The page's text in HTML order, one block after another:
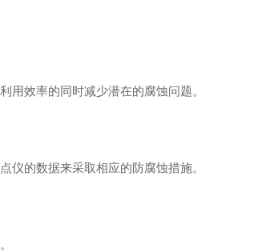
用效率的同时减少潜在的腐蚀问题。
仪的数据来采取相应的防腐蚀措施。